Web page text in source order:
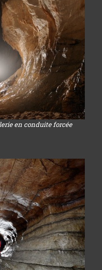
en conduite forcée